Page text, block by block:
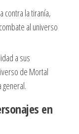
contra la tiranía,
al universo
a sus
de Mortal
en